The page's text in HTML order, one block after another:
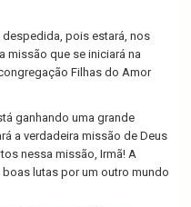
despedida, pois estará, nos
missão que se iniciará na
Filhas do Amor
ganhando uma grande
a verdadeira missão de Deus
nessa missão, Irmã! A
lutas por um outro mundo